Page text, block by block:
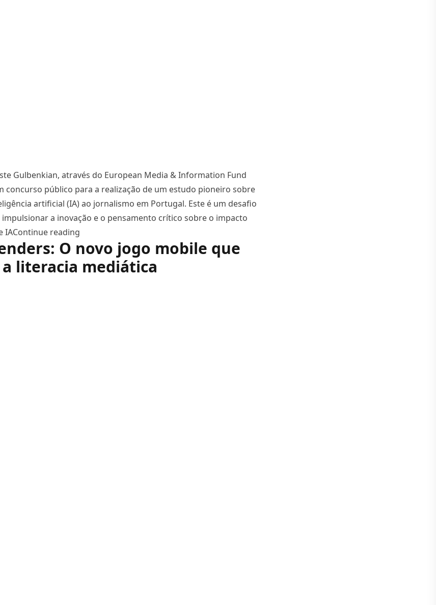
Gulbenkian, através do European Media & Information Fund
concurso público para a realização de um estudo pioneiro sobre
artificial (IA) ao jornalismo em Portugal. Este é um desafio
impulsionar a inovação e o pensamento crítico sobre o impacto
IAContinue reading
O novo jogo mobile que
literacia mediática